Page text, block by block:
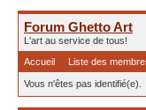
Forum Ghetto Art
L'art au service de tous!
Accueil
Liste des
Vous n'êtes pas identifié(e).